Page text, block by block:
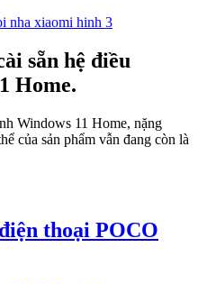
sẵn hệ điều
Home.
Windows 11 Home, nặng
của sản phẩm vẫn đang còn là
thoại POCO